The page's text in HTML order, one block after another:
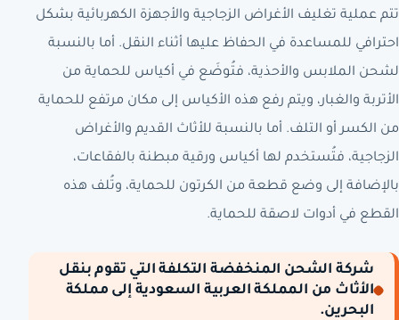
تتم عملية تغليف الأغراض الزجاجية والأجهزة الكهربائية بشكل
احترافي للمساعدة في الحفاظ عليها أثناء النقل. أما بالنسبة
لشحن الملابس والأحذية، فتُوضَع في أكياس للحماية من
الأتربة والغبار، ويتم رفع هذه الأكياس إلى مكان مرتفع للحماية
من الكسر أو التلف. أما بالنسبة للأثاث القديم والأغراض
الزجاجية، فتُستخدم لها أكياس ورقية مبطنة بالفقاعات،
بالإضافة إلى وضع قطعة من الكرتون للحماية، وتُلف هذه
القطع في أدوات لاصقة للحماية.
شركة الشحن المنخفضة التكلفة التي تقوم بنقل
الأثاث من المملكة العربية السعودية إلى مملكة
البحرين.